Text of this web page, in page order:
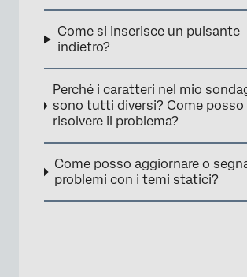
Come si inserisce un pulsante
indietro?
Perché i caratteri nel mio
sono tutti diversi? Come posso
risolvere il problema?
Come posso aggiornare o
problemi con i temi statici?